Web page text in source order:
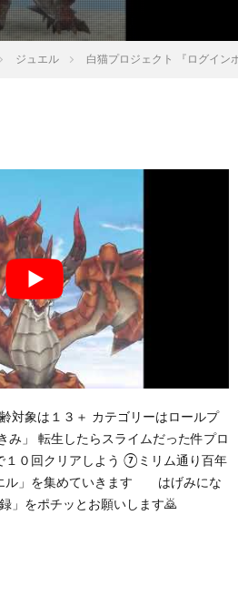
ジュエル 白猫プロジェクト 『ログイン
対象は１３＋ カテゴリーはロールプ
み」 転生したらスライムだった件プロ
１０回クリアしよう ⑦ミリム通り百年
ル」を集めていきます はげみにな
」をポチッとお願いします🙇